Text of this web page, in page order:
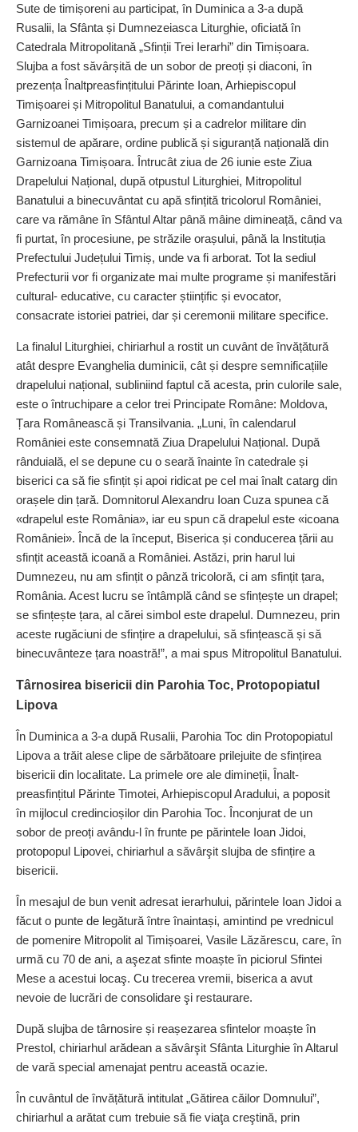
Sute de timișoreni au participat, în Duminica a 3-a după
Rusalii, la Sfânta și Dumnezeiasca Liturghie, oficiată în
Catedrala Mitropolitană „Sfinții Trei Ierarhi” din Timișoara.
Slujba a fost săvârșită de un sobor de preoți și diaconi, în
prezența Înaltpreasfințitului Părinte Ioan, Arhiepiscopul
Timișoarei și Mitropolitul Banatului, a comandantului
Garnizoanei Timișoara, precum și a cadrelor militare din
sistemul de apărare, ordine publică și siguranță națională din
Garnizoana Timișoara. Întrucât ziua de 26 iunie este Ziua
Drapelului Național, după otpustul Liturghiei, Mitropolitul
Banatului a binecuvântat cu apă sfințită tricolorul României,
care va rămâne în Sfântul Altar până mâine dimineață, când va
fi purtat, în procesiune, pe străzile ora­șului, până la Instituția
Prefectului Județului Timiș, unde va fi arborat. Tot la sediul
Prefecturii vor fi organizate mai multe programe și manifestări
cultural- edu­ca­tive, cu caracter științific și evocator,
consacrate istoriei patriei, dar și ceremonii militare specifice.
La finalul Liturghiei, chiriarhul a rostit un cuvânt de învă­țătură
atât despre Evanghelia duminicii, cât și despre semni­ficațiile
drapelului național, subliniind faptul că acesta, prin culorile sale,
este o întruchipare a celor trei Principate Române: Moldova,
Țara Românească și Transilvania. „Luni, în calendarul
României este consemnată Ziua Drapelului Național. După
rânduială, el se depune cu o seară înainte în catedrale și
biserici ca să fie sfințit și apoi ridicat pe cel mai înalt catarg din
orașele din țară. Domnitorul Alexandru Ioan Cuza spunea că
«drapelul este România», iar eu spun că drapelul este «icoana
României». Încă de la început, Biserica și conducerea țării au
sfințit această icoană a României. Astăzi, prin harul lui
Dumnezeu, nu am sfințit o pânză tricoloră, ci am sfințit țara,
România. Acest lucru se întâmplă când se sfințește un drapel;
se sfințește țara, al cărei simbol este drapelul. Dumnezeu, prin
aceste rugăciuni de sfințire a drapelului, să sfințească și să
binecuvânteze țara noastră!”, a mai spus Mitropolitul Banatului.
Târnosirea bisericii din Parohia Toc, Protopopiatul
Lipova
În Duminica a 3-a după Rusalii, Parohia Toc din Protopopiatul
Lipova a trăit alese clipe de sărbătoare prilejuite de sfin­țirea
bisericii din localitate. La primele ore ale dimineții, Înalt­
preasfințitul Părinte Timotei, Arhiepiscopul Aradului, a poposit
în mijlocul credincioșilor din Parohia Toc. Înconjurat de un
sobor de preoți avându-l în frunte pe părintele Ioan Jidoi,
protopopul Lipovei, chiriarhul a săvârşit slujba de sfințire a
bisericii.
În mesajul de bun venit adresat ierarhului, părintele Ioan Jidoi a
făcut o punte de legătură între înaintași, amintind pe vrednicul
de pomenire Mitropolit al Timi­șoarei, Vasile Lăzărescu, care, în
urmă cu 70 de ani, a aşezat sfinte moaște în piciorul Sfintei
Mese a acestui locaş. Cu trecerea vremii, biserica a avut
nevoie de lucrări de consolidare şi restaurare.
După slujba de târnosire și reașezarea sfintelor moaște în
Prestol, chiriarhul arădean a săvârşit Sfânta Liturghie în Altarul
de vară special amenajat pentru această ocazie.
În cuvântul de învățătură intitulat „Gătirea căilor Domnului”,
chiriarhul a arătat cum trebuie să fie viaţa creştină, prin